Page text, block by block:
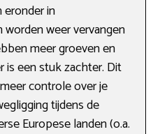
eronder in
weer vervangen
meer groeven en
is een stuk zachter. Dit
controle over je
tijdens de
Europese landen (o.a.